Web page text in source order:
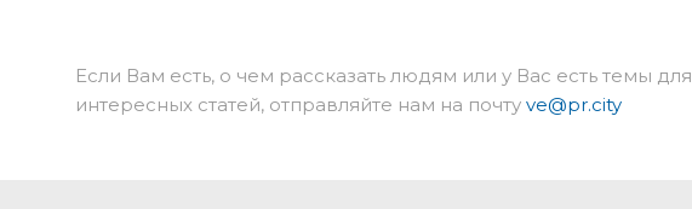
Если Вам есть, о чем рассказать людям или у Вас есть темы для
интересных статей, отправляйте нам на почту ve@pr.city